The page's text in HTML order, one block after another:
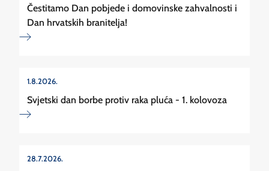
Čestitamo Dan pobjede i domovinske zahvalnosti i
Dan hrvatskih branitelja!
1.8.2026.
Svjetski dan borbe protiv raka pluća - 1. kolovoza
28.7.2026.